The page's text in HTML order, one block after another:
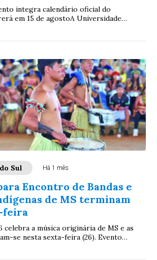
integra calendário oficial do
em 15 de agostoA Universidade
Sul Há 1 mês
Encontro de Bandas e
de MS terminam
feira
celebra a música originária de MS e as
se nesta sexta-feira (26). Evento